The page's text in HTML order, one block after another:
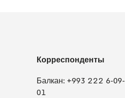
Корреспонденты
Балкан: +993 222 6-09-
01